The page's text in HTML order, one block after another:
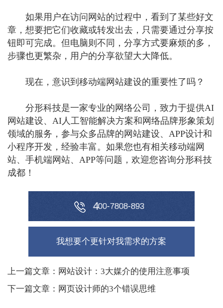
如果用户在访问网站的过程中，看到了某些好文
章，想要把它们收藏或转发出去，只需要通过分享按
钮即可完成。但电脑则不同，分享方式要麻烦的多，
步骤也更繁杂，用户的分享欲望大大降低。
现在，意识到移动端网站建设的重要性了吗？
分形科技是一家专业的网络公司，致力于提供AI
网站建设、AI人工智能解决方案和网络品牌形象策划
领域的服务，参与众多品牌的网站建设、APP设计和
小程序开发，经验丰富。如果您也有相关移动端网
站、手机端网站、APP等问题，欢迎您咨询分形科技
成都！
400-7808-893
我想要个更针对我需求的方案
上一篇文章：网站设计：3大媒介的使用注意事项
下一篇文章：网页设计师的3个错误思维